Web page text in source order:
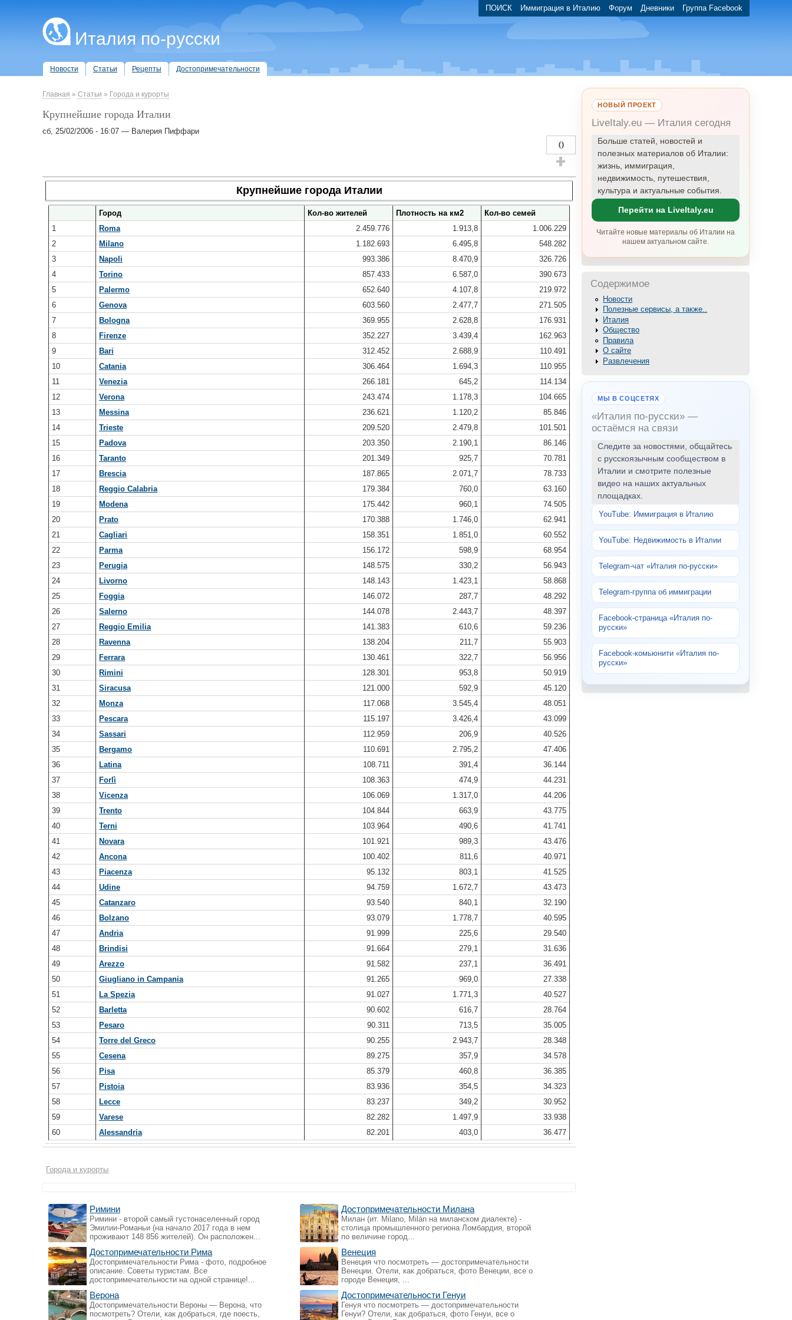
Италия по-русски
ПОИСК Иммиграция в Италию Форум Дневники Группа Facebook
Новости Статьи Рецепты Достопримечательности
Главная » Статьи » Города и курорты
Крупнейшие города Италии
сб, 25/02/2006 - 16:07 — Валерия Пиффари
0
Крупнейшие города Италии
Город Кол-во жителей Плотность на км2
Кол-во семей
1
Roma 2.459.776 1.913,8
1.006.229
2
Milano 1.182.693 6.495,8
548.282
3
Napoli 993.386 8.470,9
326.726
4
Torino 857.433 6.587,0
390.673
5
Palermo 652.640 4.107,8
219.972
6
Genova 603.560 2.477,7
271.505
7
Bologna 369.955 2.628,8
176.931
8
Firenze 352.227 3.439,4
162.963
9
Bari 312.452 2.688,9
110.491
10
Catania 306.464 1.694,3
110.955
11
Venezia 266.181 645,2
114.134
12
Verona 243.474 1.178,3
104.665
13
Messina 236.621 1.120,2
85.846
14
Trieste 209.520 2.479,8
101.501
15
Padova 203.350 2.190,1
86.146
16
Taranto 201.349 925,7
70.781
17
Brescia 187.865 2.071,7
78.733
18
Reggio Calabria 179.384 760,0
63.160
19
Modena 175.442 960,1
74.505
20
Prato 170.388 1.746,0
62.941
21
Cagliari 158.351 1.851,0
60.552
22
Parma 156.172 598,9
68.954
23
Perugia 148.575 330,2
56.943
24
Livorno 148.143 1.423,1
58.868
25
Foggia 146.072 287,7
48.292
26
Salerno 144.078 2.443,7
48.397
27
Reggio Emilia 141.383 610,6
59.236
28
Ravenna 138.204 211,7
55.903
29
Ferrara 130.461 322,7
56.956
30
Rimini 128.301 953,8
50.919
31
Siracusa 121.000 592,9
45.120
32
Monza 117.068 3.545,4
48.051
33
Pescara 115.197 3.426,4
43.099
34
Sassari 112.959 206,9
40.526
35
Bergamo 110.691 2.795,2
47.406
36
Latina 108.711 391,4
36.144
37
Forlì 108.363 474,9
44.231
38
Vicenza 106.069 1.317,0
44.206
39
Trento 104.844 663,9
43.775
40
Terni 103.964 490,6
41.741
41
Novara 101.921 989,3
43.476
42
Ancona 100.402 811,6
40.971
43
Piacenza 95.132 803,1
41.525
44
Udine 94.759 1.672,7
43.473
45
Catanzaro 93.540 840,1
32.190
46
Bolzano 93.079 1.778,7
40.595
47
Andria 91.999 225,6
29.540
48
Brindisi 91.664 279,1
31.636
49
Arezzo 91.582 237,1
36.491
50
Giugliano in Campania 91.265 969,0
27.338
51
La Spezia 91.027 1.771,3
40.527
52
Barletta 90.602 616,7
28.764
53
Pesaro 90.311 713,5
35.005
54
Torre del Greco 90.255 2.943,7
28.348
55
Cesena 89.275 357,9
34.578
56
Pisa 85.379 460,8
36.385
57
Pistoia 83.936 354,5
34.323
58
Lecce 83.237 349,2
30.952
59
Varese 82.282 1.497,9
33.938
60
Alessandria 82.201 403,0 36.477
Города и курорты
Римини
Римини - второй самый густонаселенный город
Эмилии-Романьи (на начало 2017 года в нем
проживают 148 856 жителей). Он расположен...
Достопримечательности Милана
Милан (ит. Milano, Milàn на миланском диалекте) -
столица промышленного региона Ломбардия, второй
по величине город...
Достопримечательности Рима
Достопримечательности Рима - фото, подробное
описание. Советы туристам. Все
достопримечательности на одной странице!...
Венеция
Венеция что посмотреть — достопримечательности
Венеции. Отели, как добраться, фото Венеции, все о
городе Венеция, ...
Верона
Достопримечательности Вероны — Верона, что
посмотреть? Отели, как добраться, где поесть,
Достопримечательности Генуи
Генуя что посмотреть — достопримечательности
Генуи? Отели, как добраться, фото Генуи, все о
НОВЫЙ ПРОЕКТ
LiveItaly.eu — Италия сегодня
Больше статей, новостей и
полезных материалов об Италии:
жизнь, иммиграция,
недвижимость, путешествия,
культура и актуальные события.
Перейти на LiveItaly.eu
Читайте новые материалы об Италии на
нашем актуальном сайте.
Содержимое
Новости
Полезные сервисы, а также..
Италия
Общество
Правила
О сайте
Развлечения
МЫ В СОЦСЕТЯХ
«Италия по-русски» —
остаёмся на связи
Следите за новостями, общайтесь
с русскоязычным сообществом в
Италии и смотрите полезные
видео на наших актуальных
площадках.
YouTube: Иммиграция в Италию
YouTube: Недвижимость в Италии
Telegram-чат «Италия по-русски»
Telegram-группа об иммиграции
Facebook-страница «Италия по-
русски»
Facebook-комьюнити «Италия по-
русски»